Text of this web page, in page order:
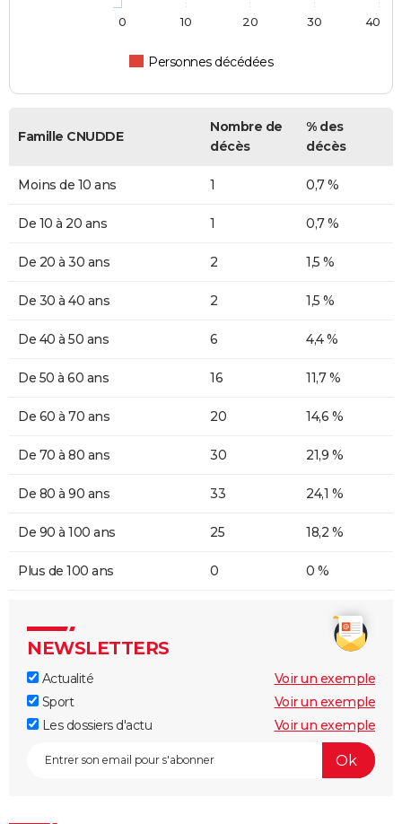
Personnes décédées
0 10 20 30 40
Famille CNUDDE
Nombre de
décès
% des
décès
Moins de 10 ans 1 0,7 %
De 10 à 20 ans 1 0,7 %
De 20 à 30 ans 2 1,5 %
De 30 à 40 ans 2 1,5 %
De 40 à 50 ans 6 4,4 %
De 50 à 60 ans 16 11,7 %
De 60 à 70 ans 20 14,6 %
De 70 à 80 ans 30 21,9 %
De 80 à 90 ans 33 24,1 %
De 90 à 100 ans 25 18,2 %
Plus de 100 ans 0 0 %
NEWSLETTERS
Actualité
Voir un exemple
Sport
Voir un exemple
Les dossiers d'actu
Voir un exemple